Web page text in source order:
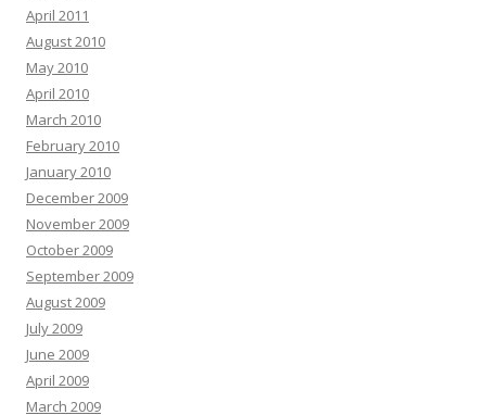
April 2011
August 2010
May 2010
April 2010
March 2010
February 2010
January 2010
December 2009
November 2009
October 2009
September 2009
August 2009
July 2009
June 2009
April 2009
March 2009